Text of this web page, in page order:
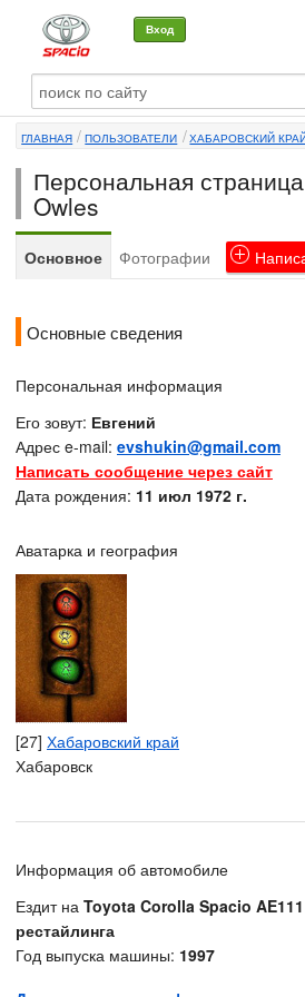
Вход
О машине
Автоклуб
Форумы
Сервисы и услуги
ГЛАВНАЯ ПОЛЬЗОВАТЕЛИ ХАБАРОВСКИЙ
Персональная
Owles
Основное Фотографии
Основные сведения
Персональная информация
Его зовут: Евгений
Адрес e-mail: evshukin@gmail.com
Написать сообщение через сайт
Дата рождения: 11 июл 1972 г.
Аватарка и география
[27] Хабаровский край
Хабаровск
Информация об автомобиле
Ездит на Toyota Corolla Spacio
рестайлинга
Год выпуска машины: 1997